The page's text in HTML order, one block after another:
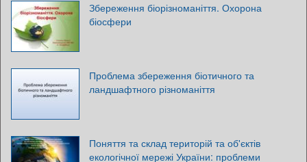
Збереження біорізноманіття. Охорона
біосфери
Проблема збереження біотичного та
ландшафтного різноманіття
Поняття та склад територій та об'єктів
екологічної мережі України: проблеми